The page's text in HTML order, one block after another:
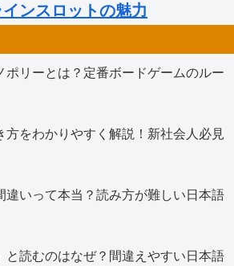
ンスロットの魅力
ポリーとは？定番ボードゲームのルー
方をわかりやすく解説！新社会人必見
違いって本当？読み方が難しい日本語
と読むのはなぜ？間違えやすい日本語